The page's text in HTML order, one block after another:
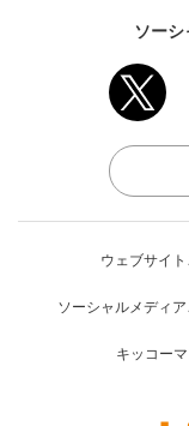
ソー
ウェブサイ
ソーシャルメディ
キッコー